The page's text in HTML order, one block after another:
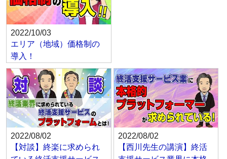
2022/10/03
エリア（地域）価格制の
導入！
2022/08/02
【対談】終楽に求められ
2022/08/02
【西川先生の講演】終活